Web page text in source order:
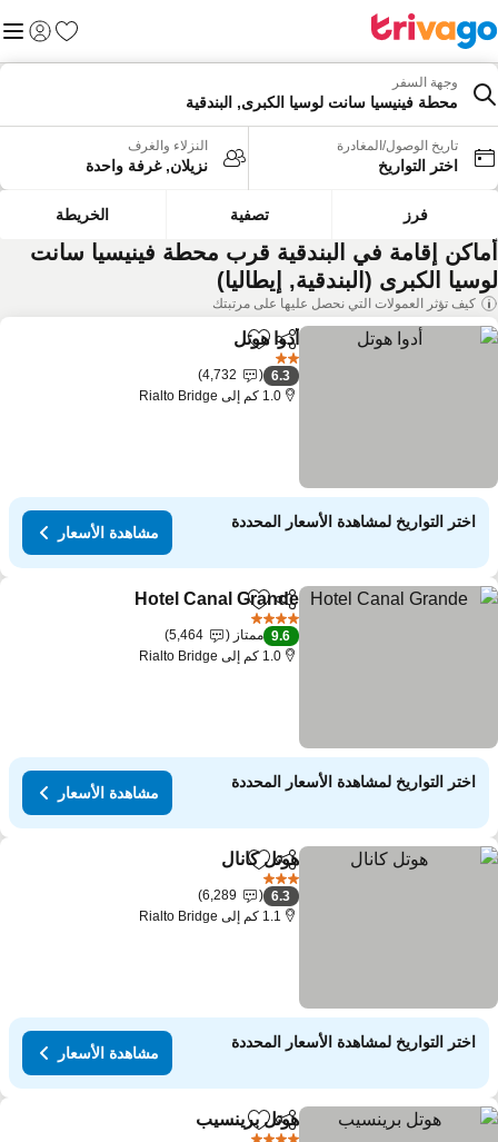
المفضلة
تسجيل
وجهة السفر
محطة فينيسيا سانت لوسيا الكبرى, البندقية
تاريخ الوصول/المغادرة
اختر التواريخ
النزلاء والغرف
نزيلان, غرفة واحدة
فرز تصفية الخريطة
إقامة في البندقية قرب محطة فينيسيا سانت
الكبرى (البندقية, إيطاليا)
كيف تؤثر العمولات التي نحصل عليها على مرتبتك
مشاركةAdd to favorites
أدوا هوتل
6.3
4,732
1.0 كم إلى Rialto Bridge
اختر التواريخ لمشاهدة الأسعار المحددة
مشاهدة الأسعار
مشاركةAdd to favorites
Hotel Canal Grande
9.6 ممتاز
5,464
1.0 كم إلى Rialto Bridge
اختر التواريخ لمشاهدة الأسعار المحددة
مشاهدة الأسعار
مشاركةAdd to favorites
هوتل كانال
6.3
6,289
1.1 كم إلى Rialto Bridge
اختر التواريخ لمشاهدة الأسعار المحددة
مشاهدة الأسعار
مشاركةAdd to favorites
هوتل برينسيب